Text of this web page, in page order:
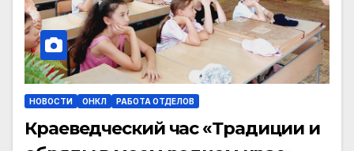
НОВОСТИ ОНКЛ РАБОТА ОТДЕЛОВ
Краеведческий час «Традиции и